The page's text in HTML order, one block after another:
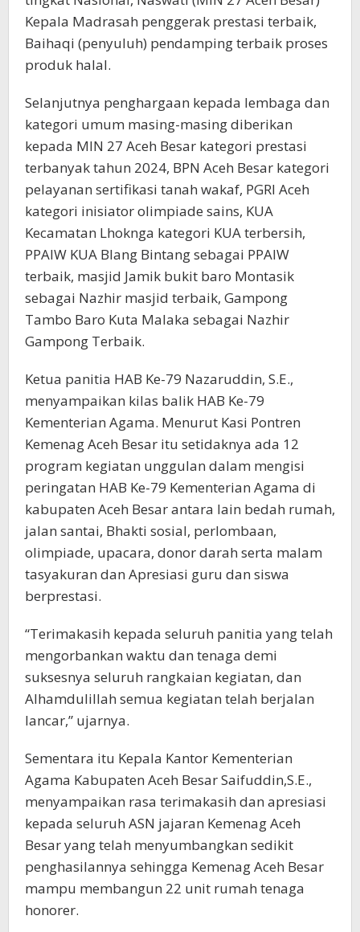
Kepala Madrasah penggerak prestasi terbaik,
Baihaqi (penyuluh) pendamping terbaik proses
produk halal.
Selanjutnya penghargaan kepada lembaga dan
kategori umum masing-masing diberikan
kepada MIN 27 Aceh Besar kategori prestasi
terbanyak tahun 2024, BPN Aceh Besar kategori
pelayanan sertifikasi tanah wakaf, PGRI Aceh
kategori inisiator olimpiade sains, KUA
Kecamatan Lhoknga kategori KUA terbersih,
PPAIW KUA Blang Bintang sebagai PPAIW
terbaik, masjid Jamik bukit baro Montasik
sebagai Nazhir masjid terbaik, Gampong
Tambo Baro Kuta Malaka sebagai Nazhir
Gampong Terbaik.
Ketua panitia HAB Ke-79 Nazaruddin, S.E.,
menyampaikan kilas balik HAB Ke-79
Kementerian Agama. Menurut Kasi Pontren
Kemenag Aceh Besar itu setidaknya ada 12
program kegiatan unggulan dalam mengisi
peringatan HAB Ke-79 Kementerian Agama di
kabupaten Aceh Besar antara lain bedah rumah,
jalan santai, Bhakti sosial, perlombaan,
olimpiade, upacara, donor darah serta malam
tasyakuran dan Apresiasi guru dan siswa
berprestasi.
“Terimakasih kepada seluruh panitia yang telah
mengorbankan waktu dan tenaga demi
suksesnya seluruh rangkaian kegiatan, dan
Alhamdulillah semua kegiatan telah berjalan
lancar,” ujarnya.
Sementara itu Kepala Kantor Kementerian
Agama Kabupaten Aceh Besar Saifuddin,S.E.,
menyampaikan rasa terimakasih dan apresiasi
kepada seluruh ASN jajaran Kemenag Aceh
Besar yang telah menyumbangkan sedikit
penghasilannya sehingga Kemenag Aceh Besar
mampu membangun 22 unit rumah tenaga
honorer.